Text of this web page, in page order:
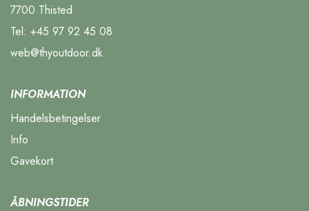
7700 Thisted
Tel: +45 97 92 45 08
web@thyoutdoor.dk
INFORMATION
Handelsbetingelser
Info
Gavekort
ÅBNINGSTIDER